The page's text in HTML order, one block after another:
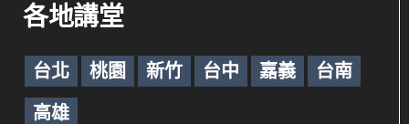
各地講堂
台北 桃園 新竹 台中 嘉義 台南
高雄